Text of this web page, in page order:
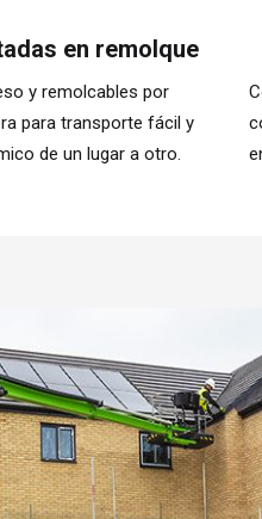
en remolque
y remolcables por
para transporte fácil y
de un lugar a otro.